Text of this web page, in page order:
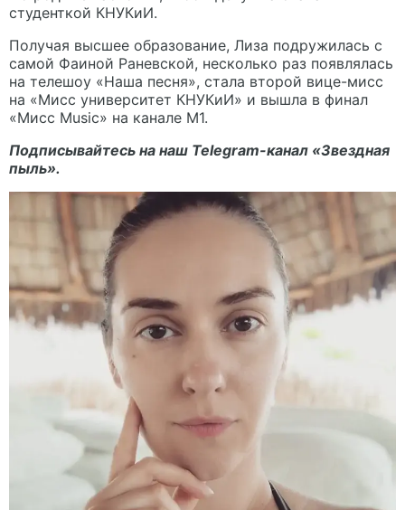
студенткой КНУКиИ.
Получая высшее образование, Лиза подружилась с
самой Фаиной Раневской, несколько раз появлялась
на телешоу «Наша песня», стала второй вице-мисс
на «Мисс университет КНУКиИ» и вышла в финал
«Мисс Music» на канале М1.
Подписывайтесь на наш Telegram-канал «Звездная
пыль».